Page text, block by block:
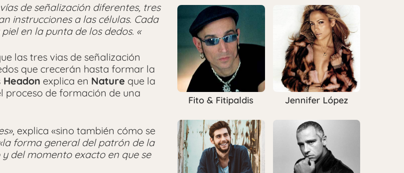
de señalización diferentes, tres
instrucciones a las células. Cada
en la punta de los dedos. «
las tres vias de señalización
que crecerán hasta formar la
Headon explica en Nature que la
proceso de formación de una
, explica «sino también cómo se
forma general del patrón de la
del momento exacto en que se
Fito & Fitipaldis Jennifer López